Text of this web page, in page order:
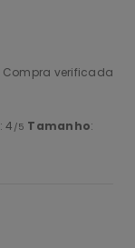
Compra verificada
: 4 /5 Tamanho: